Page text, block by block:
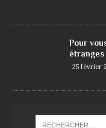
Pour
étranges
25 février